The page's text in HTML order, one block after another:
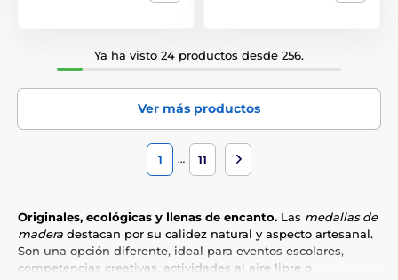
Ya ha visto 24 productos desde 256.
Ver más productos
1 … 11
Originales, ecológicas y llenas de encanto. Las medallas de
madera destacan por su calidez natural y aspecto artesanal.
Son una opción diferente, ideal para eventos escolares,
competencias creativas, actividades al aire libre o